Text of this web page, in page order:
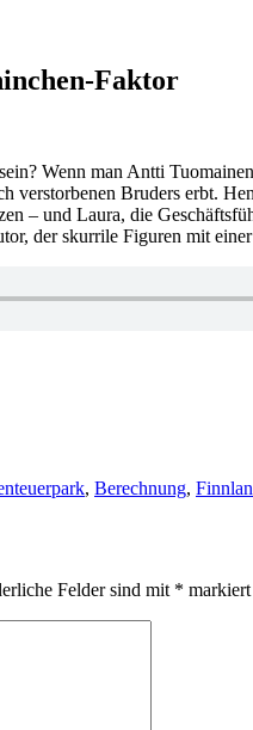
Faktor
Wenn man Antti
verstorbenen Bruders erbt.
– und Laura, die
der skurrile Figuren mit
, Berechnung,
Felder sind mit * markiert